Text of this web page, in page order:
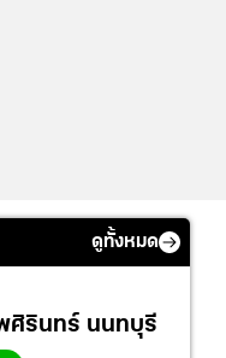
ดูทั้งหมด
ศิรินทร์ นนทบุรี